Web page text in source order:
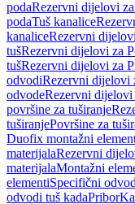
podaRezervni dijelovi
podaTuš kanalice
kanaliceRezervni
tušRezervni dijelovi za
tušRezervni dijelovi za
odvodiRezervni dijelovi
odvodeRezervni dijelovi
površine za tuširanje
tuširanjePovršine za
Duofix montažni
materijalaRezervni
materijalaMontažni
elementiSpecifični
odvodi tuš kadaPribor